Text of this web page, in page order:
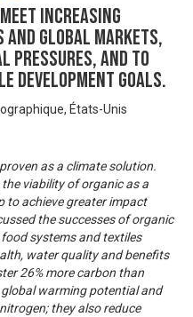
increasing
and global markets,
pressures, and to
development goals.
États-Unis
as a climate solution.
viability of organic as a
to achieve greater impact
the successes of organic
systems and textiles
water quality and benefits
26% more carbon than
warming potential and
they also reduce